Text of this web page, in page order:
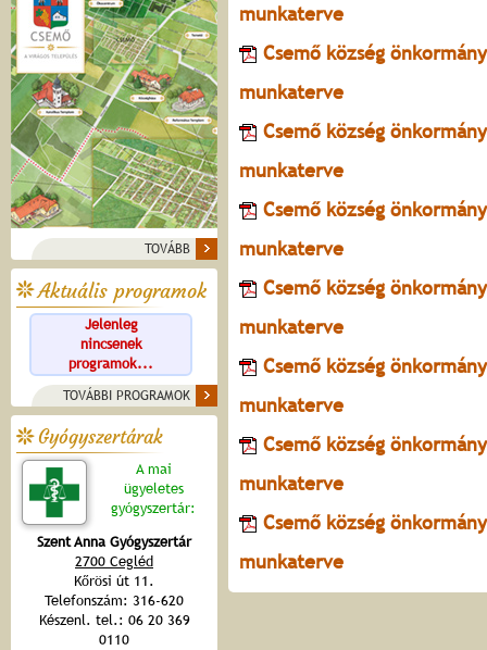
TOVÁBB
Aktuális programok
Jelenleg
nincsenek
programok...
TOVÁBBI PROGRAMOK
Gyógyszertárak
A mai
ügyeletes
gyógyszertár:
Szent Anna Gyógyszertár
2700 Cegléd
Kőrösi út 11.
Telefonszám: 316-620
Készenl. tel.: 06 20 369
0110
munkaterve
Csemő község
munkaterve
Csemő község
munkaterve
Csemő község
munkaterve
Csemő község
munkaterve
Csemő község
munkaterve
Csemő község
munkaterve
Csemő község
munkaterve